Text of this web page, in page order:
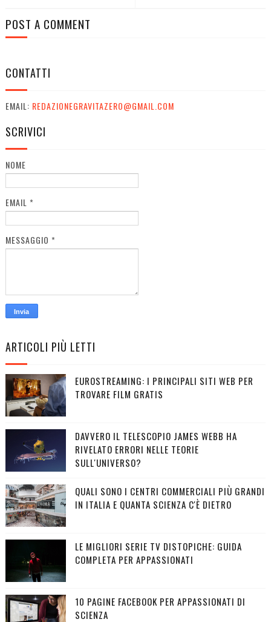
POST A COMMENT
CONTATTI
EMAIL: REDAZIONEGRAVITAZERO@GMAIL.COM
SCRIVICI
NOME
EMAIL *
MESSAGGIO *
ARTICOLI PIÙ LETTI
EUROSTREAMING: I PRINCIPALI SITI WEB PER
TROVARE FILM GRATIS
DAVVERO IL TELESCOPIO JAMES WEBB HA
RIVELATO ERRORI NELLE TEORIE
SULL'UNIVERSO?
QUALI SONO I CENTRI COMMERCIALI PIÙ GRANDI
IN ITALIA E QUANTA SCIENZA C'È DIETRO
LE MIGLIORI SERIE TV DISTOPICHE: GUIDA
COMPLETA PER APPASSIONATI
10 PAGINE FACEBOOK PER APPASSIONATI DI
SCIENZA